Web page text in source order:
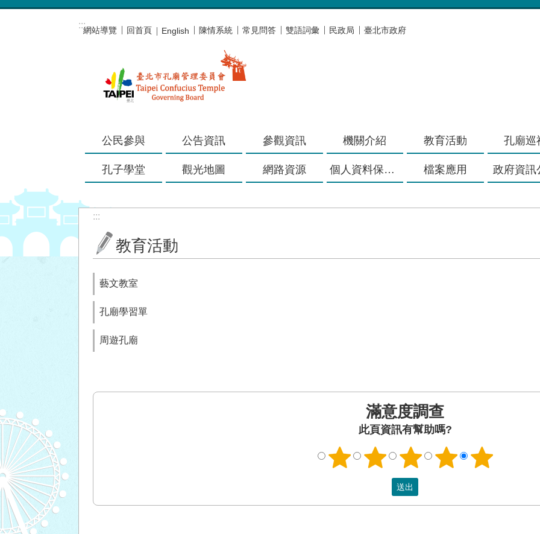
跳到主要內容區塊
:::網站導覽 回首頁 English 陳情系統 常見問答 雙語詞彙 民政局 臺北市政府
公民參與 公告資訊 參觀資訊 機關介紹 教育活動 孔廟巡
孔子學堂 觀光地圖 網路資源 個人資料保護專區 檔案應用 政府資訊
:::
教育活動
藝文教室
孔廟學習單
周遊孔廟
滿意度調查
此頁資訊有幫助嗎?